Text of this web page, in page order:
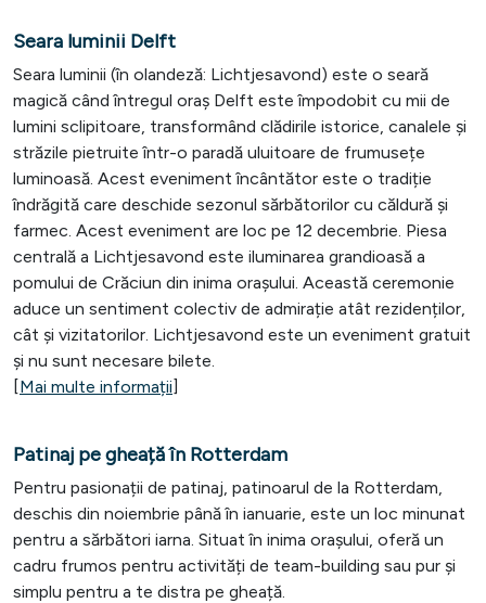
Seara luminii Delft
Seara luminii (în olandeză: Lichtjesavond) este o seară
magică când întregul oraș Delft este împodobit cu mii de
lumini sclipitoare, transformând clădirile istorice, canalele și
străzile pietruite într-o paradă uluitoare de frumusețe
luminoasă. Acest eveniment încântător este o tradiție
îndrăgită care deschide sezonul sărbătorilor cu căldură și
farmec. Acest eveniment are loc pe 12 decembrie. Piesa
centrală a Lichtjesavond este iluminarea grandioasă a
pomului de Crăciun din inima orașului. Această ceremonie
aduce un sentiment colectiv de admirație atât rezidenților,
cât și vizitatorilor. Lichtjesavond este un eveniment gratuit
și nu sunt necesare bilete.
[Mai multe informații]
Patinaj pe gheață în Rotterdam
Pentru pasionații de patinaj, patinoarul de la Rotterdam,
deschis din noiembrie până în ianuarie, este un loc minunat
pentru a sărbători iarna. Situat în inima orașului, oferă un
cadru frumos pentru activități de team-building sau pur și
simplu pentru a te distra pe gheață.